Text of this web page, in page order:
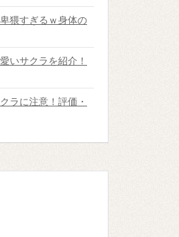
猥すぎるｗ身体の
いサクラを紹介！
ラに注意！評価・